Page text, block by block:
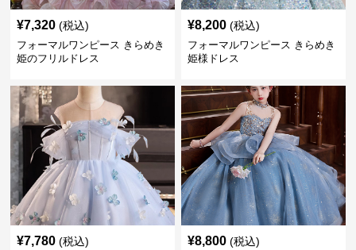
¥7,320 (税込)
フォーマルワンピース きらめき
姫のフリルドレス
¥8,200 (税込)
フォーマルワンピース きらめき
姫様ドレス
¥7,780 (税込) ¥8,800 (税込)